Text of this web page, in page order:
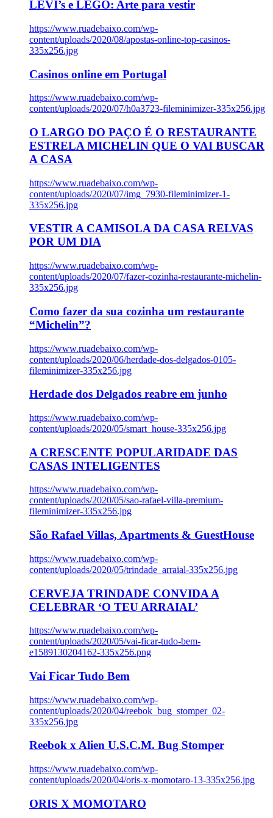
LEVI’s e LEGO: Arte para vestir
https://www.ruadebaixo.com/wp-
content/uploads/2020/08/apostas-online-top-casinos-
335x256.jpg
Casinos online em Portugal
https://www.ruadebaixo.com/wp-
content/uploads/2020/07/h0a3723-fileminimizer-335x256.jpg
O LARGO DO PAÇO É O RESTAURANTE
ESTRELA MICHELIN QUE O VAI BUSCAR
A CASA
https://www.ruadebaixo.com/wp-
content/uploads/2020/07/img_7930-fileminimizer-1-
335x256.jpg
VESTIR A CAMISOLA DA CASA RELVAS
POR UM DIA
https://www.ruadebaixo.com/wp-
content/uploads/2020/07/fazer-cozinha-restaurante-michelin-
335x256.jpg
Como fazer da sua cozinha um restaurante
“Michelin”?
https://www.ruadebaixo.com/wp-
content/uploads/2020/06/herdade-dos-delgados-0105-
fileminimizer-335x256.jpg
Herdade dos Delgados reabre em junho
https://www.ruadebaixo.com/wp-
content/uploads/2020/05/smart_house-335x256.jpg
A CRESCENTE POPULARIDADE DAS
CASAS INTELIGENTES
https://www.ruadebaixo.com/wp-
content/uploads/2020/05/sao-rafael-villa-premium-
fileminimizer-335x256.jpg
São Rafael Villas, Apartments & GuestHouse
https://www.ruadebaixo.com/wp-
content/uploads/2020/05/trindade_arraial-335x256.jpg
CERVEJA TRINDADE CONVIDA A
CELEBRAR ‘O TEU ARRAIAL’
https://www.ruadebaixo.com/wp-
content/uploads/2020/05/vai-ficar-tudo-bem-
e1589130204162-335x256.png
Vai Ficar Tudo Bem
https://www.ruadebaixo.com/wp-
content/uploads/2020/04/reebok_bug_stomper_02-
335x256.jpg
Reebok x Alien U.S.C.M. Bug Stomper
https://www.ruadebaixo.com/wp-
content/uploads/2020/04/oris-x-momotaro-13-335x256.jpg
ORIS X MOMOTARO